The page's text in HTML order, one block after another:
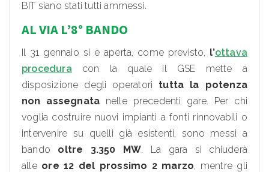
BIT siano stati tutti ammessi.
AL VIA L’8° BANDO
Il 31 gennaio si è aperta, come previsto, l’ottava
procedura con la quale il GSE mette a
disposizione degli operatori tutta la potenza
non assegnata nelle precedenti gare. Per chi
voglia costruire nuovi impianti a fonti rinnovabili o
intervenire su quelli già esistenti, sono messi a
bando oltre 3.350 MW. La gara si chiuderà
alle ore 12 del prossimo 2 marzo, mentre gli